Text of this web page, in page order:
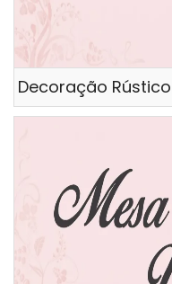
Decoração Rústico